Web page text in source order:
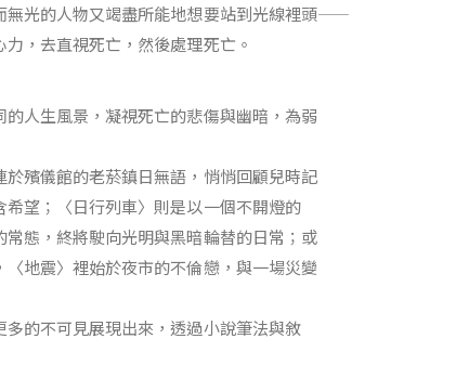
光的人物又竭盡所能地想要站到光線裡頭――
，去直視死亡，然後處理死亡。
人生風景，凝視死亡的悲傷與幽暗，為弱
殯儀館的老菸鎮日無語，悄悄回顧兒時記
望；〈日行列車〉則是以一個不開燈的
態，終將駛向光明與黑暗輪替的日常；或
地震〉裡始於夜市的不倫戀，與一場災變
的不可見展現出來，透過小說筆法與敘